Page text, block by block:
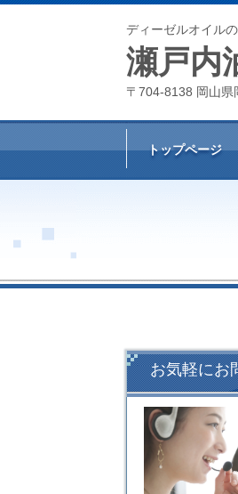
ディーゼルオイル
瀬戸内
〒704-8138 岡山県
トップページ
お気軽にお